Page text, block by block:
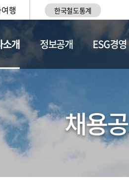
행 한국철도통계
소개 정보공개 ESG경영
채용